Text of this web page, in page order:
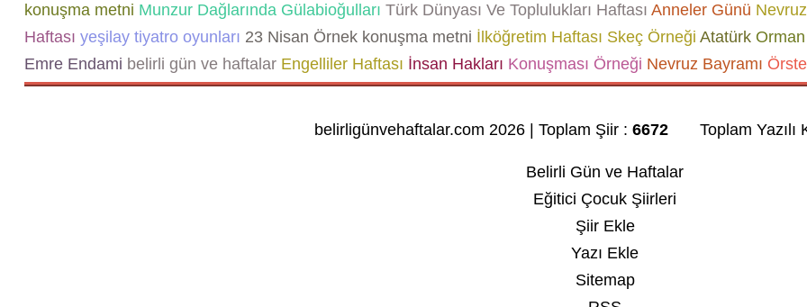
konuşma metni Munzur Dağlarında Gülabioğulları Türk Dünyası Ve Toplulukları Haftası Anneler Günü Nevruz
Haftası yeşilay tiyatro oyunları 23 Nisan Örnek konuşma metni İlköğretim Haftası Skeç Örneği AtatürkOrman
Emre Endami belirli gün ve haftalarEngelliler Haftası İnsan Hakları Konuşması Örneği Nevruz Bayramı
belirligünvehaftalar.com 2026 | Toplam Şiir :6672 Toplam Yazılı
Belirli Gün ve Haftalar
Eğitici Çocuk Şiirleri
Şiir Ekle
Yazı Ekle
Sitemap